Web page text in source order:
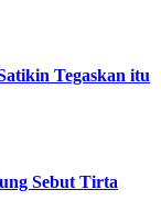
Tegaskan itu
Sebut Tirta